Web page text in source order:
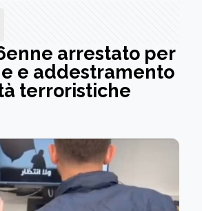
arrestato per
e addestramento
terroristiche